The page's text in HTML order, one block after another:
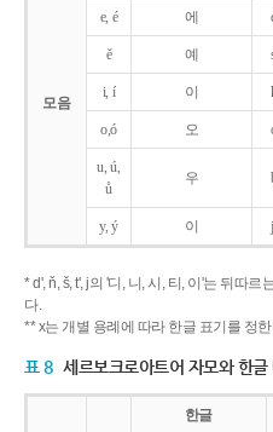
모음
e, é 에
ě 예
i, í 이
o,ó 오
u, ú,
ů
우
y, ý 이
* d', ň, š, t', j의 '디, 니, 시, 티, 이'는 뒤따
다.
** x는 개별 용례에 따라 한글 표기를 정
표 8 세르보크로아트어 자모와 한글
한글